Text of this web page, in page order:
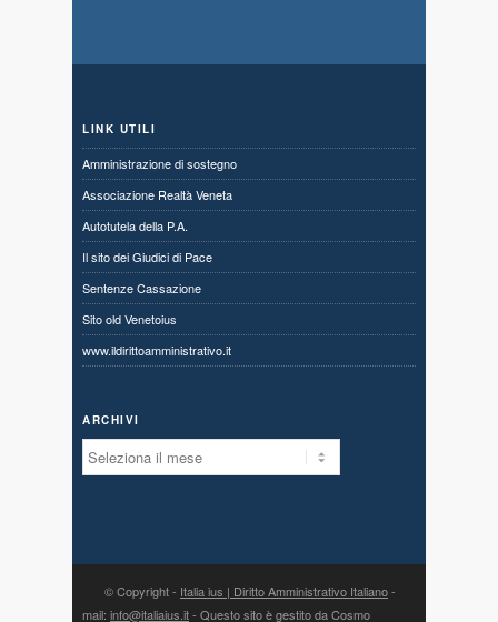
LINK UTILI
Amministrazione di sostegno
Associazione Realtà Veneta
Autotutela della P.A.
Il sito dei Giudici di Pace
Sentenze Cassazione
Sito old Venetoius
www.ildirittoamministrativo.it
ARCHIVI
Archivi
© Copyright - Italia ius | Diritto Amministrativo Italiano-
mail: info@italiaius.it- Questo sito è gestito da Cosmo